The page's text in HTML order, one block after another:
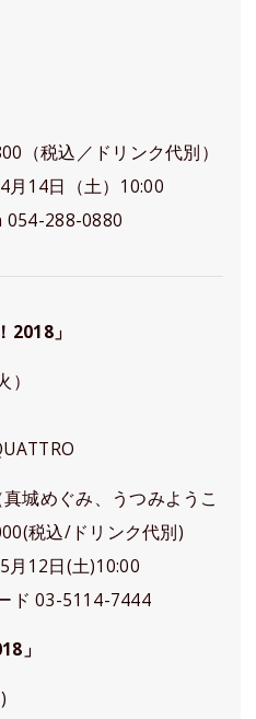
（税込／ドリンク代別）
月14日（土）10:00
054-288-0880
2018」
城めぐみ、うつみようこ
税込/ドリンク代別)
月12日(土)10:00
ド 03-5114-7444
」